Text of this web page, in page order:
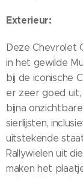
Exterieur:
Deze Chevrolet
in het gewilde
bij de iconische
er zeer goed uit,
bijna
sierlijsten,
uitstekende
Rallywielen uit
maken het